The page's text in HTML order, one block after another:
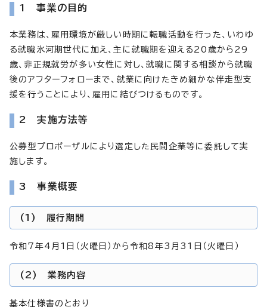
1 事業の目的
本業務は、雇用環境が厳しい時期に転職活動を行った、いわゆ
る就職氷河期世代に加え、主に就職期を迎える20歳から29
歳、非正規就労が多い女性に対し、就職に関する相談から就職
後のアフターフォローまで、就業に向けたきめ細かな伴走型支
援を行うことにより、雇用に結びつけるものです。
2 実施方法等
公募型プロポーザルにより選定した民間企業等に委託して実
施します。
3 事業概要
(1) 履行期間
令和7年4月1日（火曜日）から令和8年3月31日（火曜日）
(2) 業務内容
基本仕様書のとおり